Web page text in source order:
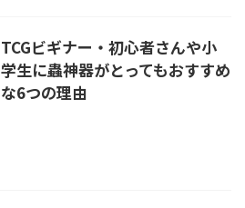
TCGビギナー・初心者さんや小
学生に蟲神器がとってもおすすめ
な6つの理由